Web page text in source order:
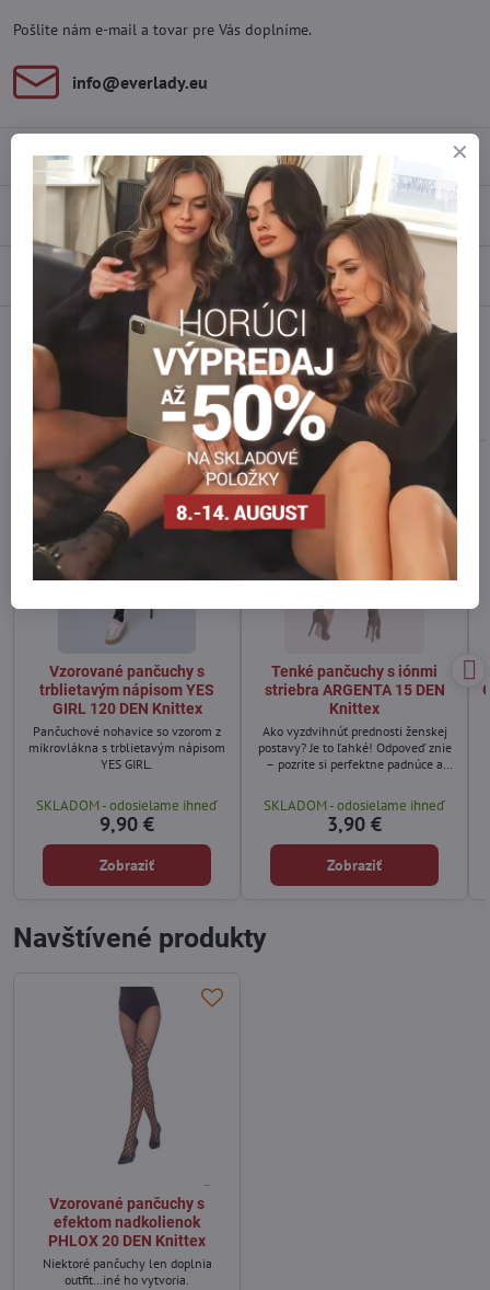
Pošlite nám e-mail a tovar pre Vás doplníme.
info​@everlady​.eu
Popis
0
Diskusia 0
TwitterBlueskyPinterestReddit LinkedInWhatsApp
E-
Podobné produkty
Vzorované pančuchy s
trblietavým nápisom YES
GIRL 120 DEN Knittex
Pančuchové nohavice so vzorom z
mikrovlákna s trblietavým nápisom
YES GIRL.
SKLADOM - odosielame ihneď
9,90 €
Zobraziť
Tenké pančuchy s iónmi
striebra ARGENTA 15 DEN
Knittex
Ako vyzdvihnúť prednosti ženskej
postavy? Je to ľahké! Odpoveď znie
– pozrite si perfektne padnúce a
iónmi striebra.
SKLADOM - odosielame ihneď
3,90 €
Zobraziť
Navštívené produkty
Vzorované pančuchy s
efektom nadkolienok
PHLOX 20 DEN Knittex
Niektoré pančuchy len doplnia
outfit…iné ho vytvoria.